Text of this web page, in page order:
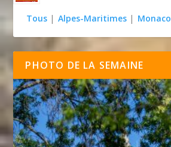
Tous | Alpes-Maritimes | Monaco
PHOTO DE LA SEMAINE